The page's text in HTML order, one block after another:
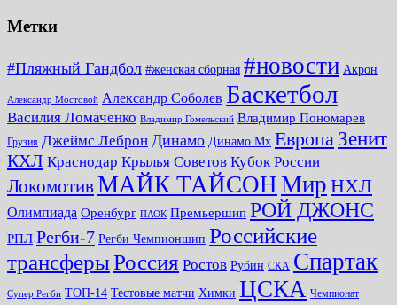
Метки
#Пляжный Гандбол #женская сборная #новости Акрон
Александр Мостовой Александр Соболев Баскетбол
Василия Ломаченко Владимир Гомельский Владимир Пономарев
Грузия Джеймс Леброн Динамо Динамо Мх Европа Зенит
КХЛ Краснодар Крылья Советов Кубок России
ЛокомотивМАЙК ТАЙСОНМир НХЛ
Олимпиада Оренбург ПАОК Премьершип РОЙ ДЖОНС
РПЛ Регби-7 Регби Чемпионшип Российские
трансферыРоссия Ростов Рубин СКА Спартак
Супер Регби ТОП-14 Тестовые матчи Химки ЦСКА Чемпионат